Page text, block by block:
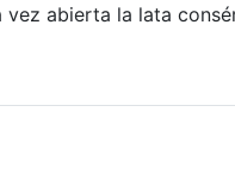
abierta la lata